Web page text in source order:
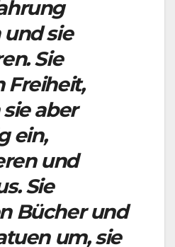
sie
Sie
Freiheit,
aber
ein,
und
Sie
Bücher und
um, sie